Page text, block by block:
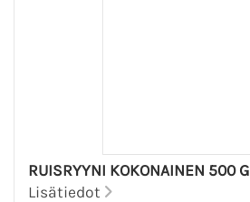
RUISRYYNI KOKONAINEN 500 G
Lisätiedot